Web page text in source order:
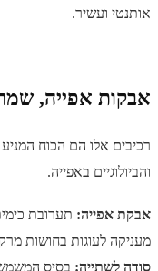
אותנטי ועשיר.
אבקות אפייה,
רכיבים אלו הם הכוח המניע
והביולוגיים באפייה.
אבקת אפייה: תערובת
מעניקה לעוגות בחושות
סודה לשתייה: בסיס המשמש